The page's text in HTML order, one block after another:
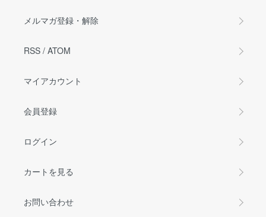
メルマガ登録・解除
RSS / ATOM
マイアカウント
会員登録
ログイン
カートを見る
お問い合わせ